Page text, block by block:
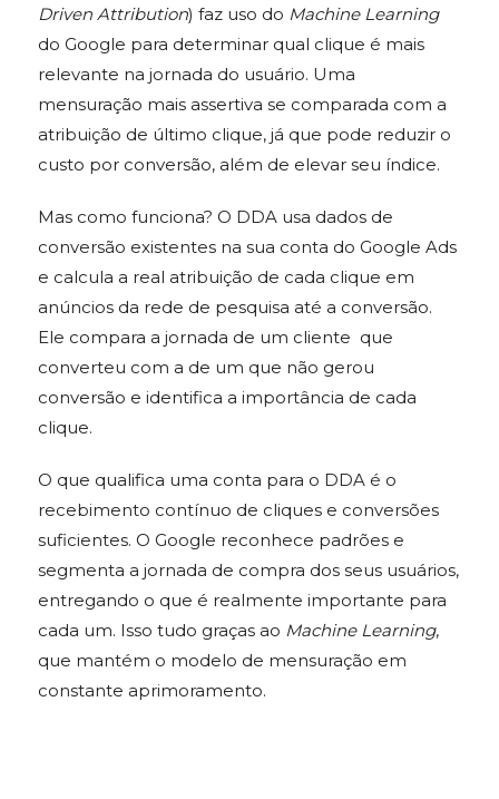
Driven Attribution) faz uso do Machine Learning
do Google para determinar qual clique é mais
relevante na jornada do usuário. Uma
mensuração mais assertiva se comparada com a
atribuição de último clique, já que pode reduzir o
custo por conversão, além de elevar seu índice.
Mas como funciona? O DDA usa dados de
conversão existentes na sua conta do Google Ads
e calcula a real atribuição de cada clique em
anúncios da rede de pesquisa até a conversão.
Ele compara a jornada de um cliente que
converteu com a de um que não gerou
conversão e identifica a importância de cada
clique.
O que qualifica uma conta para o DDA é o
recebimento contínuo de cliques e conversões
suficientes. O Google reconhece padrões e
segmenta a jornada de compra dos seus usuários,
entregando o que é realmente importante para
cada um. Isso tudo graças ao Machine Learning,
que mantém o modelo de mensuração em
constante aprimoramento.